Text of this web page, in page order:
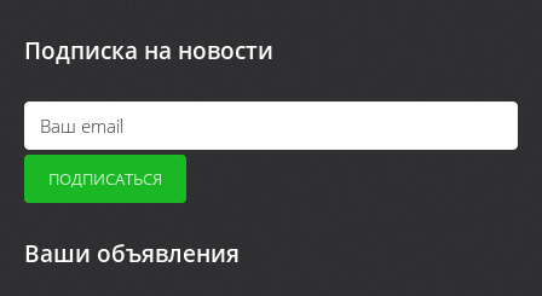
Подписка на новости
Ваши объявления